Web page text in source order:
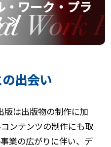
・ワーク・プラ
≫
出会い
版は出版物の制作に加
ンテンツの制作にも取
業の広がりに伴い、デ